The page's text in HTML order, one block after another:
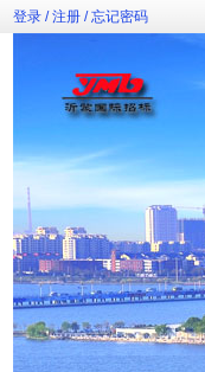
登录/注册/忘记密码